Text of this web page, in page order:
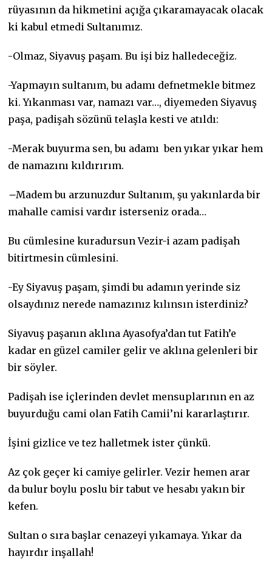
rüyasının da hikmetini açığa çıkaramayacak olacak
ki kabul etmedi Sultanımız.
-Olmaz, Siyavuş paşam. Bu işi biz halledeceğiz.
-Yapmayın sultanım, bu adamı defnetmekle bitmez
ki. Yıkanması var, namazı var…, diyemeden Siyavuş
paşa, padişah sözünü telaşla kesti ve atıldı:
-Merak buyurma sen, bu adamı ben yıkar yıkar hem
de namazını kıldırırım.
–Madem bu arzunuzdur Sultanım, şu yakınlarda bir
mahalle camisi vardır isterseniz orada…
Bu cümlesine kuradursun Vezir-i azam padişah
bitirtmesin cümlesini.
-Ey Siyavuş paşam, şimdi bu adamın yerinde siz
olsaydınız nerede namazınız kılınsın isterdiniz?
Siyavuş paşanın aklına Ayasofya’dan tut Fatih’e
kadar en güzel camiler gelir ve aklına gelenleri bir
bir söyler.
Padişah ise içlerinden devlet mensuplarının en az
buyurduğu cami olan Fatih Camii’ni kararlaştırır.
İşini gizlice ve tez halletmek ister çünkü.
Az çok geçer ki camiye gelirler. Vezir hemen arar
da bulur boylu poslu bir tabut ve hesabı yakın bir
kefen.
Sultan o sıra başlar cenazeyi yıkamaya. Yıkar da
hayırdır inşallah!